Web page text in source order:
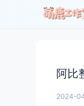
阿比
2024-